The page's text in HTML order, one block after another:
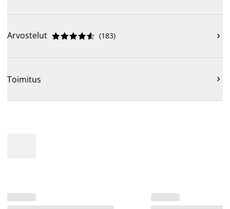
Arvostelut 




 (183) 
Toimitus 